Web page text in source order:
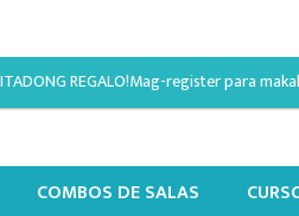
COMBOS DE SALAS